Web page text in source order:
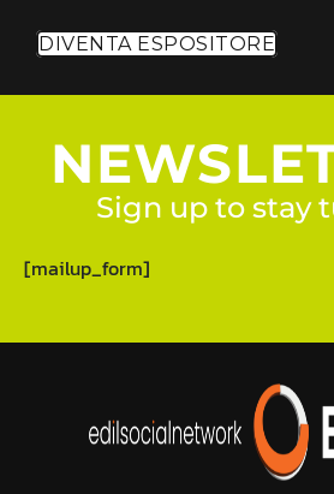
DIVENTA ESPOSITORE
Sign up to stay
[mailup_form]